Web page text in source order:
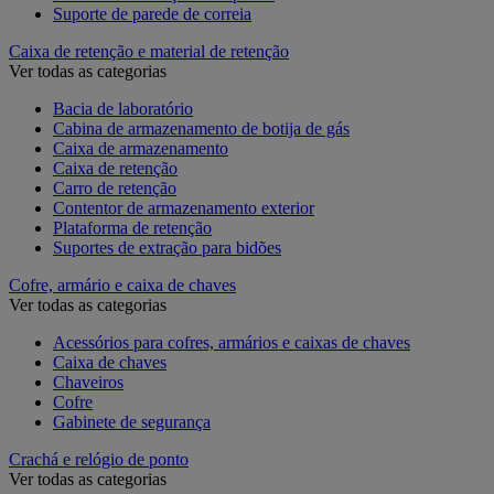
Suporte de parede de correia
Caixa de retenção e material de retenção
Ver todas as categorias
Bacia de laboratório
Cabina de armazenamento de botija de gás
Caixa de armazenamento
Caixa de retenção
Carro de retenção
Contentor de armazenamento exterior
Plataforma de retenção
Suportes de extração para bidões
Cofre, armário e caixa de chaves
Ver todas as categorias
Acessórios para cofres, armários e caixas de chaves
Caixa de chaves
Chaveiros
Cofre
Gabinete de segurança
Crachá e relógio de ponto
Ver todas as categorias